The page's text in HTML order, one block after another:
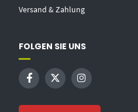
Versand & Zahlung
FOLGEN SIE UNS